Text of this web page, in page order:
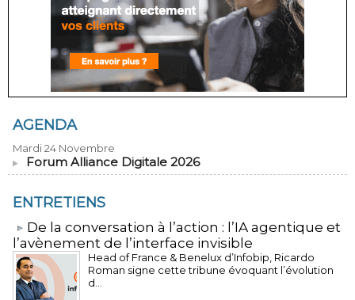
AGENDA
Mardi 24 Novembre
Forum Alliance Digitale 2026
ENTRETIENS
​De la conversation à l’action : l’IA agentique et
l’avènement de l’interface invisible
Head of France & Benelux d’Infobip, Ricardo
Roman signe cette tribune évoquant l’évolution
d...